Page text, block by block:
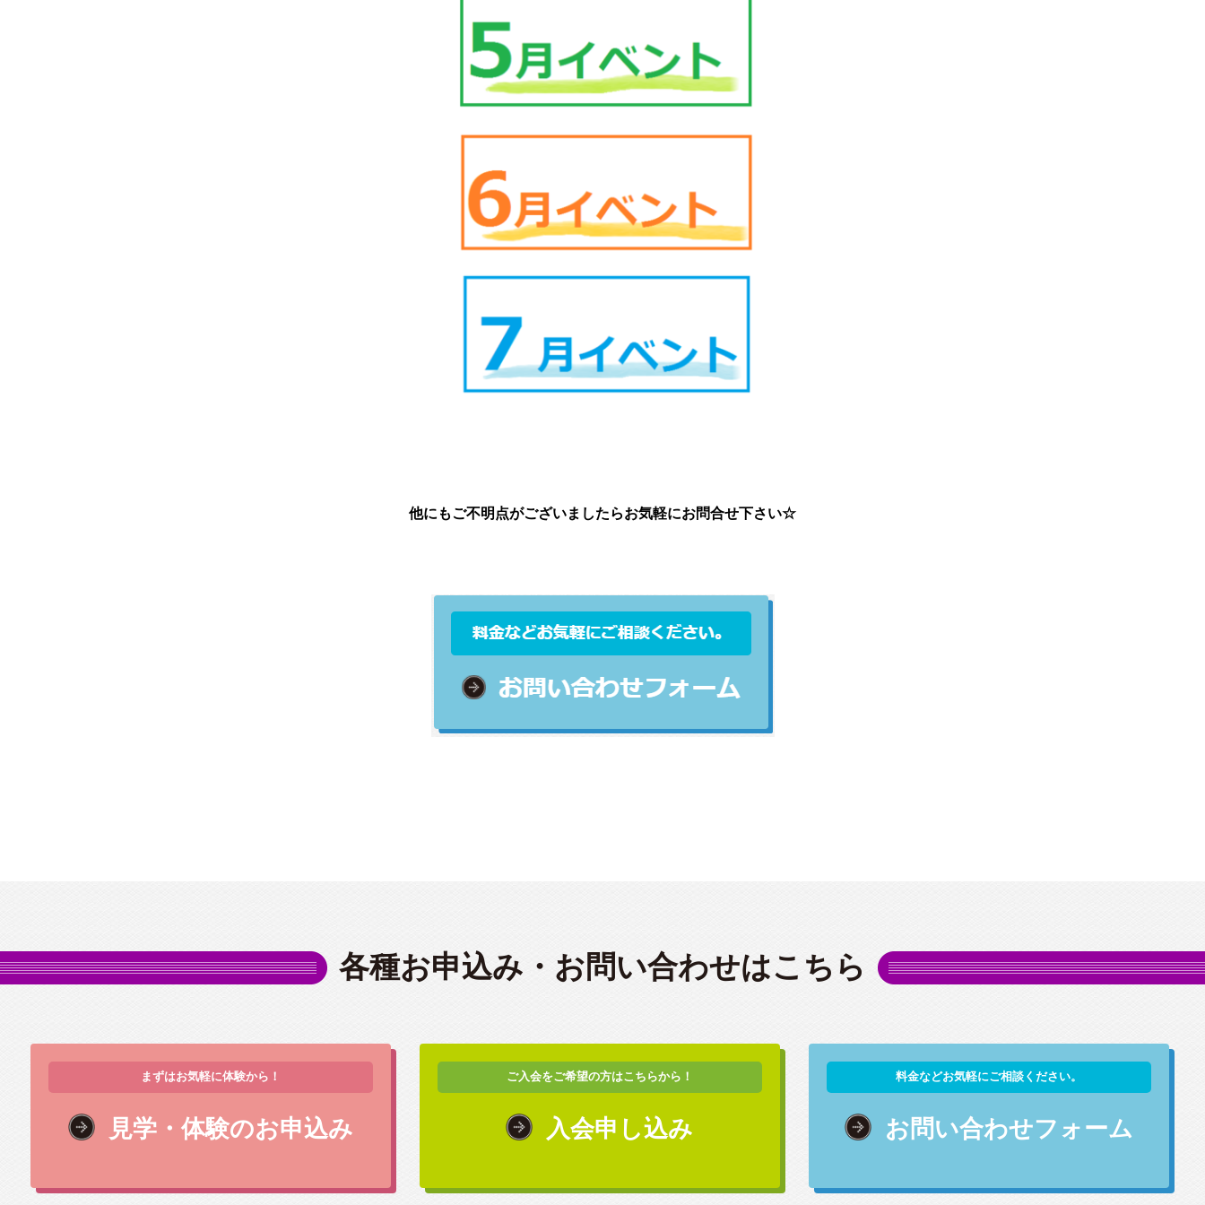
他にもご不明点がございましたらお気軽にお問合せ下さい☆
各種お申込み・ お問い合わせはこちら
まずはお気軽に体験から！
見学・体験のお申込み
ご入会をご希望の方はこちらから！
入会申し込み
料金などお気軽にご相談ください。
お問い合わせフォーム